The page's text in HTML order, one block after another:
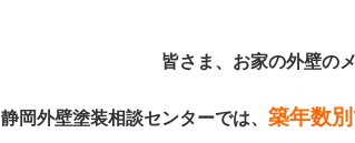
皆さま、お家の外壁の
静岡外壁塗装相談センターでは、築年数